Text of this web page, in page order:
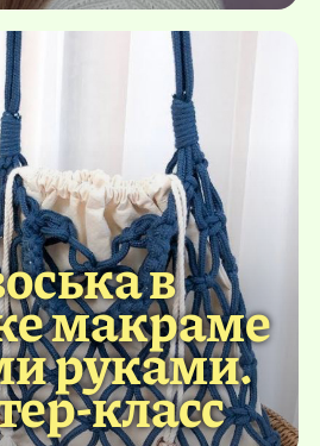
в
макраме
руками.
класс